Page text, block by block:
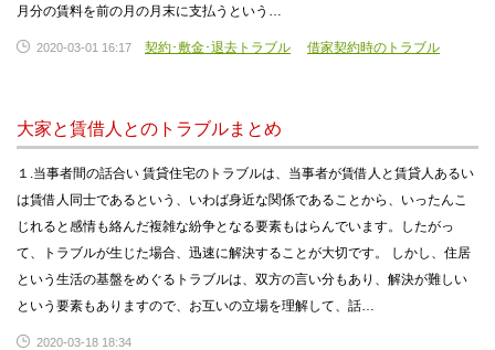
月分の賃料を前の月の月末に支払うという…
2020-03-01 16:17 契約･敷金･退去トラブル 借家契約時のトラブル
大家と賃借人とのトラブルまとめ
１.当事者間の話合い 賃貸住宅のトラブルは、当事者が賃借人と賃貸人あるい
は賃借人同士であるという、いわば身近な関係であることから、いったんこ
じれると感情も絡んだ複雑な紛争となる要素もはらんでいます。したがっ
て、トラブルが生じた場合、迅速に解決することが大切です。 しかし、住居
という生活の基盤をめぐるトラブルは、双方の言い分もあり、解決が難しい
という要素もありますので、お互いの立場を理解して、話…
2020-03-18 18:34